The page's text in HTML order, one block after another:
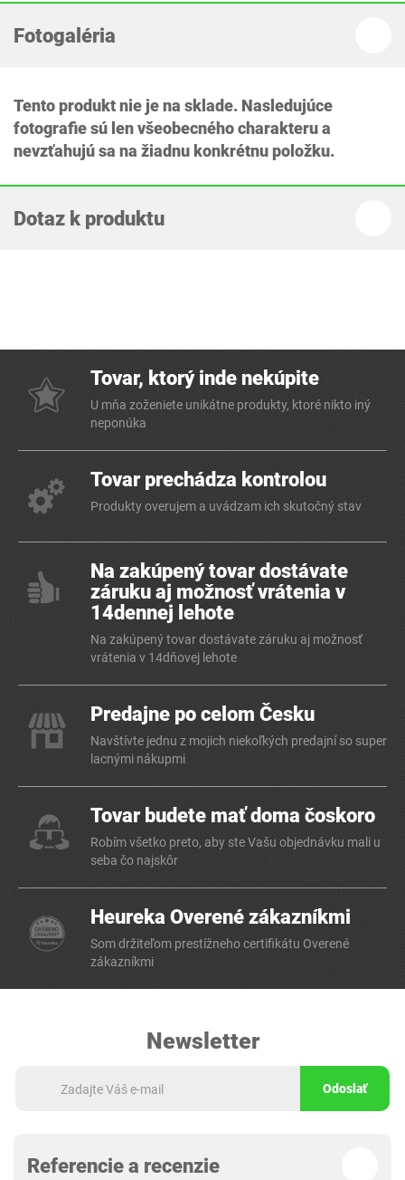
Fotogaléria
Tento produkt nie je na sklade. Nasledujúce
fotografie sú len všeobecného charakteru a
nevzťahujú sa na žiadnu konkrétnu položku.
Dotaz k produktu
Tovar, ktorý inde nekúpite
U mňa zoženiete unikátne produkty, ktoré nikto iný
neponúka
Tovar prechádza kontrolou
Produkty overujem a uvádzam ich skutočný stav
Na zakúpený tovar dostávate
záruku aj možnosť vrátenia v
14dennej lehote
Na zakúpený tovar dostávate záruku aj možnosť
vrátenia v 14dňovej lehote
Predajne po celom Česku
Navštívte jednu z mojich niekoľkých predajní so super
lacnými nákupmi
Tovar budete mať doma čoskoro
Robím všetko preto, aby ste Vašu objednávku mali u
seba čo najskôr
Heureka Overené zákazníkmi
Som držiteľom prestížneho certifikátu Overené
zákazníkmi
Newsletter
Odoslať
Referencie a recenzie